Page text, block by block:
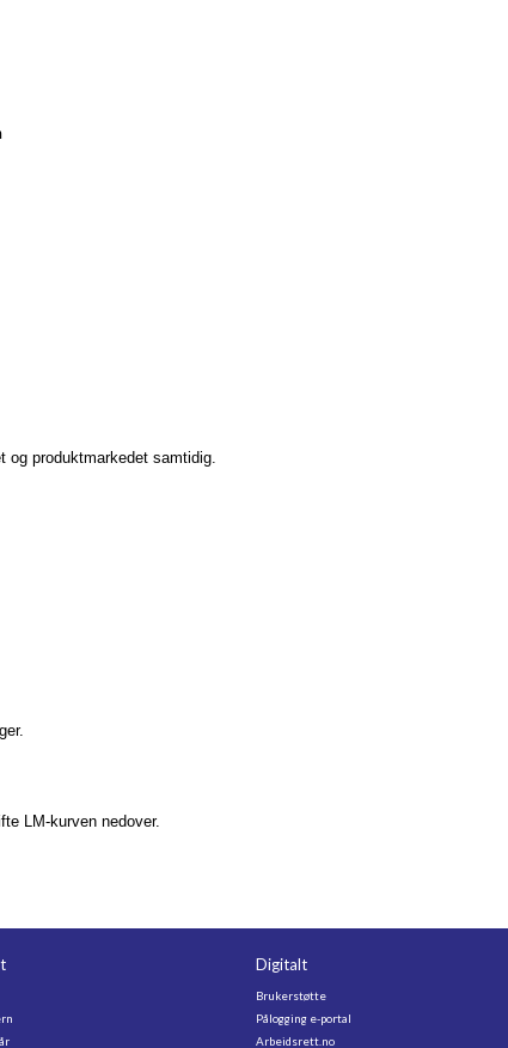
og produktmarkedet samtidig.
LM-kurven nedover.
Digitalt
Brukerstøtte
Pålogging e-portal
Arbeidsrett.no